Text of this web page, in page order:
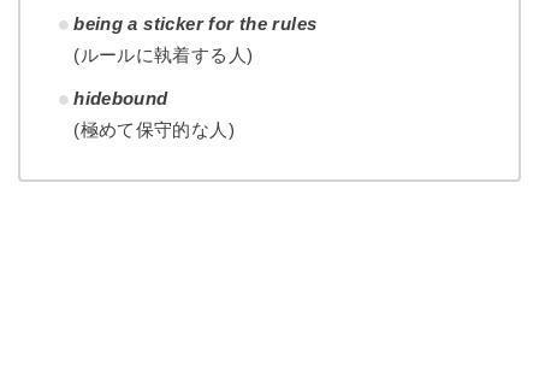
being a sticker for the rules
(ルールに執着する人)
hidebound
(極めて保守的な人)